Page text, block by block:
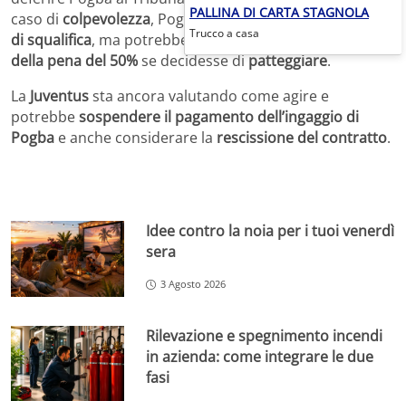
caso di colpevolezza, Pogba rischia fino aquattro anni
di squalifica, ma potrebbe beneficiare di una
della pena del 50%se decidesse dipatteggiare.
La Juventussta ancora valutando come agire e
potrebbesospendere il pagamento dell’ingaggio di
Pogba e anche considerare la rescissione del contratto.
Idee contro la noia per i tuoi venerdì
sera
3 Agosto 2026
Rilevazione e spegnimento incendi
in azienda: come integrare le due
fasi
PALLINA DI CARTA STAGNOLA
Trucco a casa